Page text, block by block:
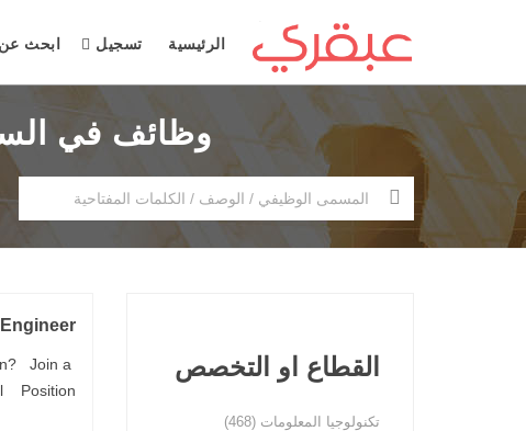
الرئيسية تسجيل ابحث
وظائف في السعودية ( 2526 وظيفة
القطاع او التخصص
تكنولوجيا المعلومات (468)
Join a
...